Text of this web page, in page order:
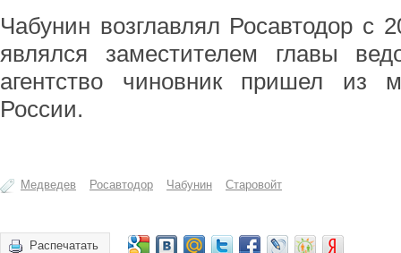
Чабунин возглавлял Росавтодор с
являлся заместителем главы
агентство чиновник пришел из
России.
Медведев Росавтодор Чабунин Старовойт
Распечатать